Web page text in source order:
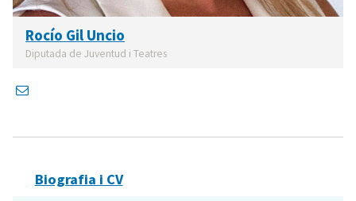
Rocío Gil Uncio
Diputada de Juventud i Teatres
Biografia i CV